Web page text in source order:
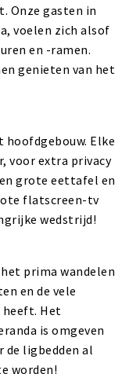
Onze gasten in
voelen zich alsof
en -ramen.
genieten van het
hoofdgebouw. Elke
voor extra privacy
grote eettafel en
flatscreen-tv
wedstrijd!
prima wandelen
en de vele
heeft. Het
is omgeven
de ligbedden al
worden!